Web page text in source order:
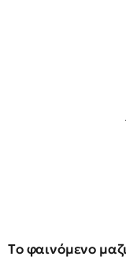
Τo φαινόμενo